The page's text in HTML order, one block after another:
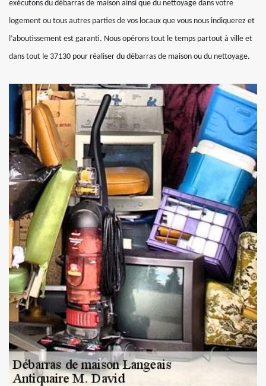
exécutons du débarras de maison ainsi que du nettoyage dans votre
logement ou tous autres parties de vos locaux que vous nous indiquerez et
l’aboutissement est garanti. Nous opérons tout le temps partout à ville et
dans tout le 37130 pour réaliser du débarras de maison ou du nettoyage.